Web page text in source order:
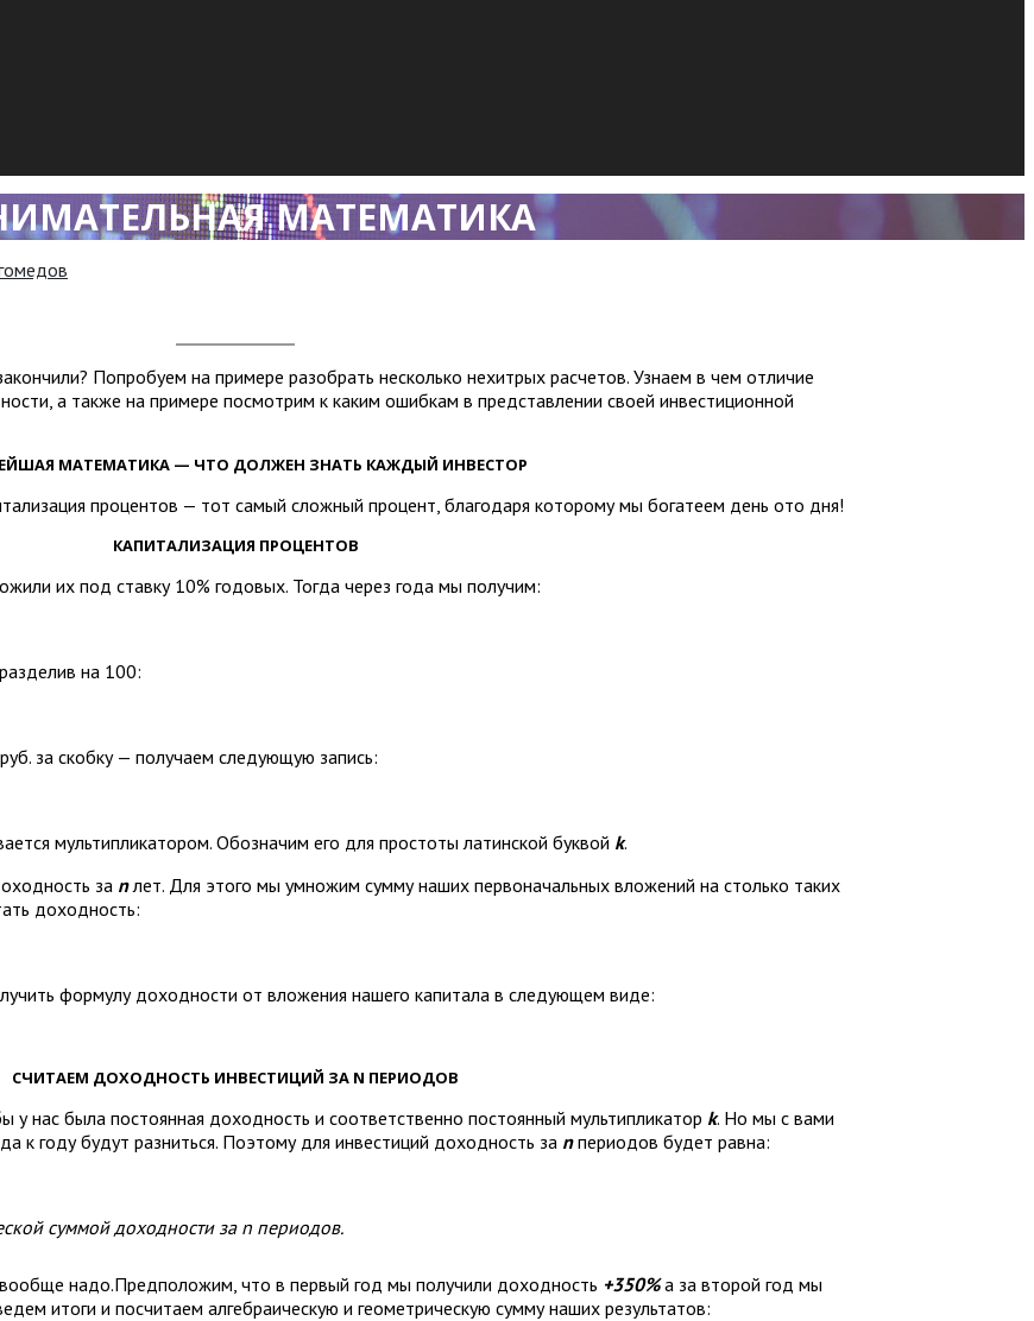
МАТЕМАТИКА
Попробуем на примере разобрать несколько нехитрых расчетов. Узнаем в чем отличие
а также на примере посмотрим к каким ошибкам в представлении своей инвестиционной
МАТЕМАТИКА — ЧТО ДОЛЖЕН ЗНАТЬ КАЖДЫЙ ИНВЕСТОР
процентов — тот самый сложный процент, благодаря которому мы богатеем день ото дня!
КАПИТАЛИЗАЦИЯ ПРОЦЕНТОВ
их под ставку 10% годовых. Тогда через года мы получим:
на 100:
за скобку — получаем следующую запись:
мультипликатором. Обозначим его для простоты латинской буквой k.
за nлет. Для этого мы умножим сумму наших первоначальных вложений на столько таких
доходность:
формулу доходности от вложения нашего капитала в следующем виде:
СЧИТАЕМ ДОХОДНОСТЬ ИНВЕСТИЦИЙ ЗА N ПЕРИОДОВ
у нас была постоянная доходность и соответственно постоянный мультипликатор k. Но мы с вами
к году будут разниться. Поэтому для инвестиций доходность за nпериодов будет равна:
суммой доходности за n периодов.
надо.Предположим, что в первый год мы получили доходность +350%а за второй год мы
итоги и посчитаем алгебраическую и геометрическую сумму наших результатов: